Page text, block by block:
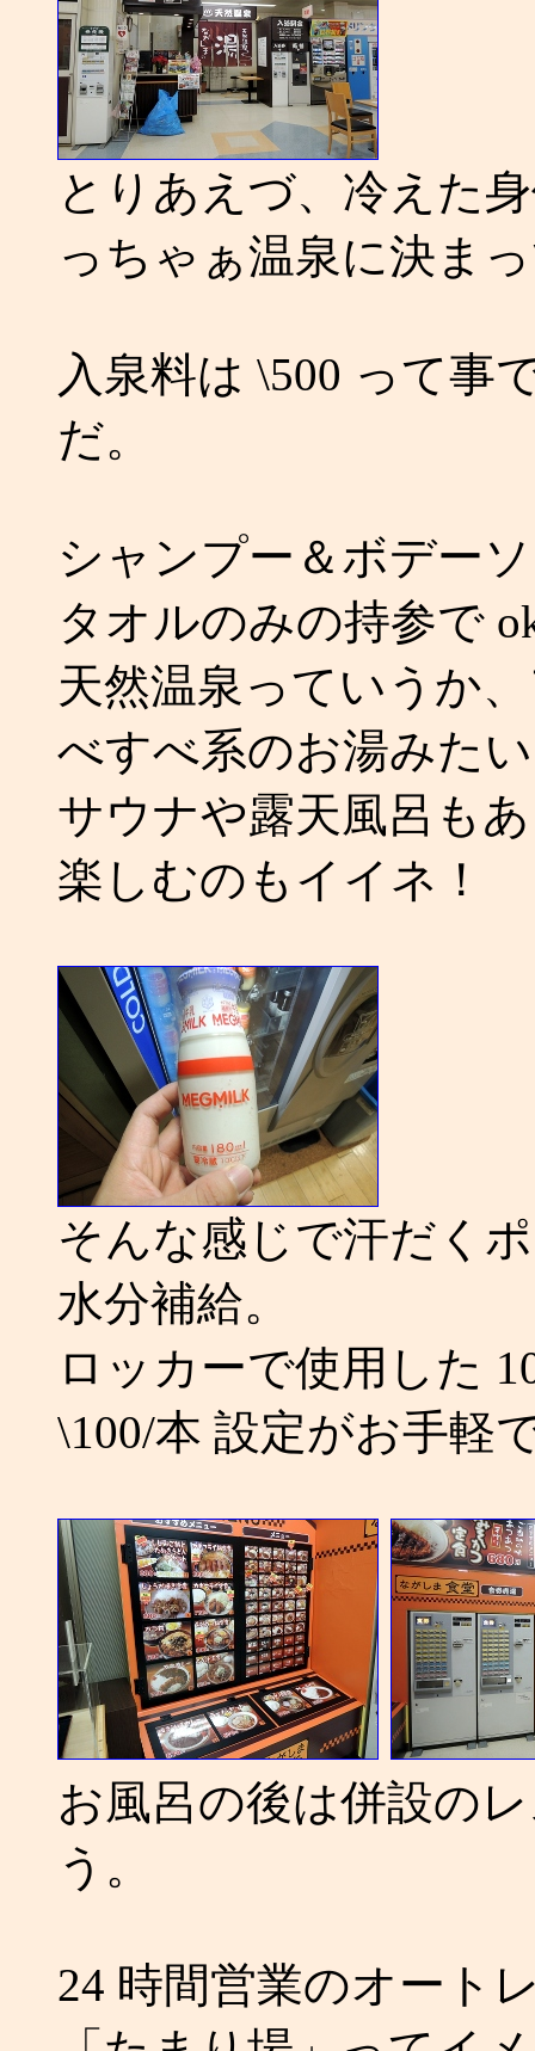
とりあえづ、冷えた
っちゃぁ温泉に決ま
入泉料は \500 って事
だ。
シャンプー＆ボデー
タオルのみの持参で
天然温泉っていうか
べすべ系のお湯みた
サウナや露天風呂も
楽しむのもイイネ！
そんな感じで汗だく
水分補給。
ロッカーで使用した
\100/本 設定がお手軽
お風呂の後は併設の
う。
24 時間営業のオート